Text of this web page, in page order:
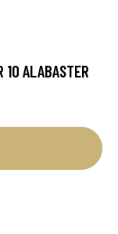
10 ALABASTER